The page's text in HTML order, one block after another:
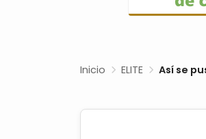
Inicio ELITE Así se